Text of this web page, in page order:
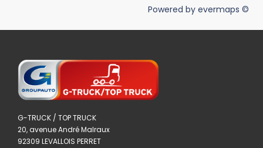
Powered by evermaps ©
G-TRUCK / TOP TRUCK
20, avenue André Malraux
92309 LEVALLOIS PERRET